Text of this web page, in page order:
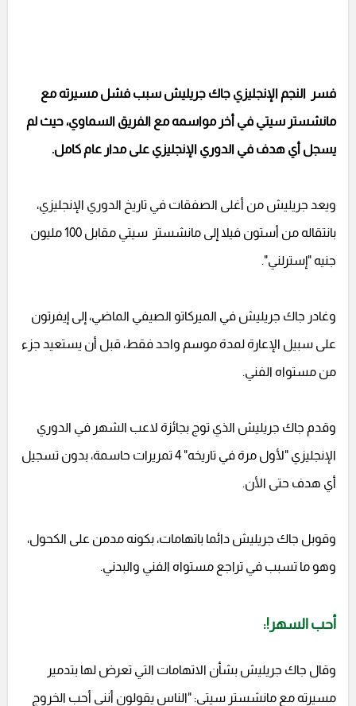
فسر النجم الإنجليزي جاك جريليش سبب فشل مسيرته مع
مانشستر سيتي في أخر مواسمه مع الفريق السماوي، حيث لم
يسجل أي هدف في الدوري الإنجليزي على مدار عام كامل.
ويعد جريليش من أغلى الصفقات في تاريخ الدوري الإنجليزي،
بانتقاله من أستون فيلا إلى مانشستر سيتي مقابل 100 مليون
جنيه "إسترلني".
وغادر جاك جريليش في الميركاتو الصيفي الماضي، إلى إيفرتون
على سبيل الإعارة لمدة موسم واحد فقط، قبل أن يستعيد جزء
من مستواه الفني.
وقدم جاك جريليش الذي توج بجائزة لاعب الشهر في الدوري
الإنجليزي "لأول مرة في تاريخه" 4 تمريرات حاسمة، بدون تسجيل
أي هدف حتى الأن.
وقوبل جاك جريليش دائما باتهامات، بكونه مدمن على الكحول،
وهو ما تسبب في تراجع مستواه الفني والبدني.
أحب السهر!:
وقال جاك جريليش بشأن الاتهامات التي تعرض لها بتدمير
مسيرته مع مانشستر سيتي: "الناس يقولون أنني أحب الخروج